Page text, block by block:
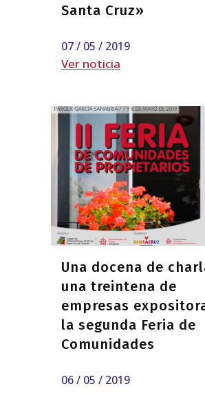
Santa Cruz»
07 / 05 / 2019
Ver noticia
Una docena de
una treintena de
empresas
la segunda Feria de
Comunidades
06 / 05 / 2019